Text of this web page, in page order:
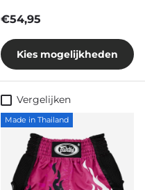
Reguliere prijs
€54,95
Kies mogelijkheden
Vergelijken
Made in Thailand